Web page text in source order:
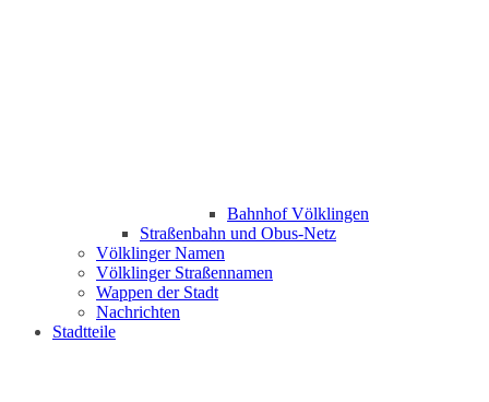
Bahnhof Völklingen
Straßenbahn und Obus-Netz
Völklinger Namen
Völklinger Straßennamen
Wappen der Stadt
Nachrichten
Stadtteile